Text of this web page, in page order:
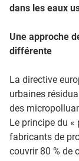
dans les eaux
Une approche
différente
La directive
urbaines
des
Le principe du
fabricants de
couvrir 80 % de